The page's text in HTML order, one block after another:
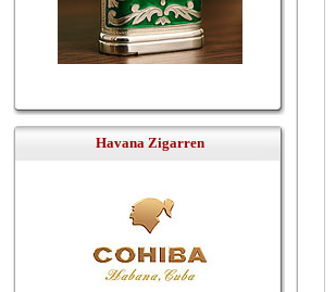
Havana Zigarren